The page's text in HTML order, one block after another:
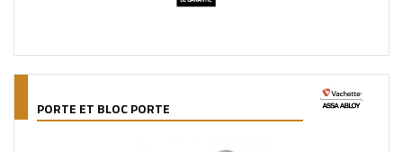
PORTE ET BLOC PORTE